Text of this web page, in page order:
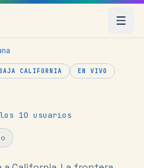
CALIFORNIA EN VIVO
10 usuarios